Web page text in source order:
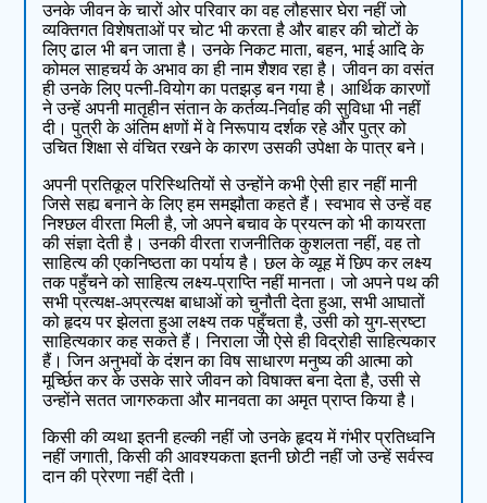
उनके जीवन के चारों ओर परिवार का वह लौहसार घेरा नहीं जो
व्यक्तिगत विशेषताओं पर चोट भी करता है और बाहर की चोटों के
लिए ढाल भी बन जाता है। उनके निकट माता, बहन, भाई आदि के
कोमल साहचर्य के अभाव का ही नाम शैशव रहा है। जीवन का वसंत
ही उनके लिए पत्नी-वियोग का पतझड़ बन गया है। आर्थिक कारणों
ने उन्हें अपनी मातृहीन संतान के कर्तव्य-निर्वाह की सुविधा भी नहीं
दी। पुत्री के अंतिम क्षणों में वे निरूपाय दर्शक रहे और पुत्र को
उचित शिक्षा से वंचित रखने के कारण उसकी उपेक्षा के पात्र बने।
अपनी प्रतिकूल परिस्थितियों से उन्होंने कभी ऐसी हार नहीं मानी
जिसे सह्य बनाने के लिए हम समझौता कहते हैं। स्वभाव से उन्हें वह
निश्छल वीरता मिली है, जो अपने बचाव के प्रयत्न को भी कायरता
की संज्ञा देती है। उनकी वीरता राजनीतिक कुशलता नहीं, वह तो
साहित्य की एकनिष्ठता का पर्याय है। छल के व्यूह में छिप कर लक्ष्य
तक पहुँचने को साहित्य लक्ष्य-प्राप्ति नहीं मानता। जो अपने पथ की
सभी प्रत्यक्ष-अप्रत्यक्ष बाधाओं को चुनौती देता हुआ, सभी आघातों
को हृदय पर झेलता हुआ लक्ष्य तक पहुँचता है, उसी को युग-स्रष्टा
साहित्यकार कह सकते हैं। निराला जी ऐसे ही विद्रोही साहित्यकार
हैं। जिन अनुभवों के दंशन का विष साधारण मनुष्य की आत्मा को
मूर्च्छित कर के उसके सारे जीवन को विषाक्त बना देता है, उसी से
उन्होंने सतत जागरुकता और मानवता का अमृत प्राप्त किया है।
किसी की व्यथा इतनी हल्की नहीं जो उनके हृदय में गंभीर प्रतिध्वनि
नहीं जगाती, किसी की आवश्यकता इतनी छोटी नहीं जो उन्हें सर्वस्व
दान की प्रेरणा नहीं देती।